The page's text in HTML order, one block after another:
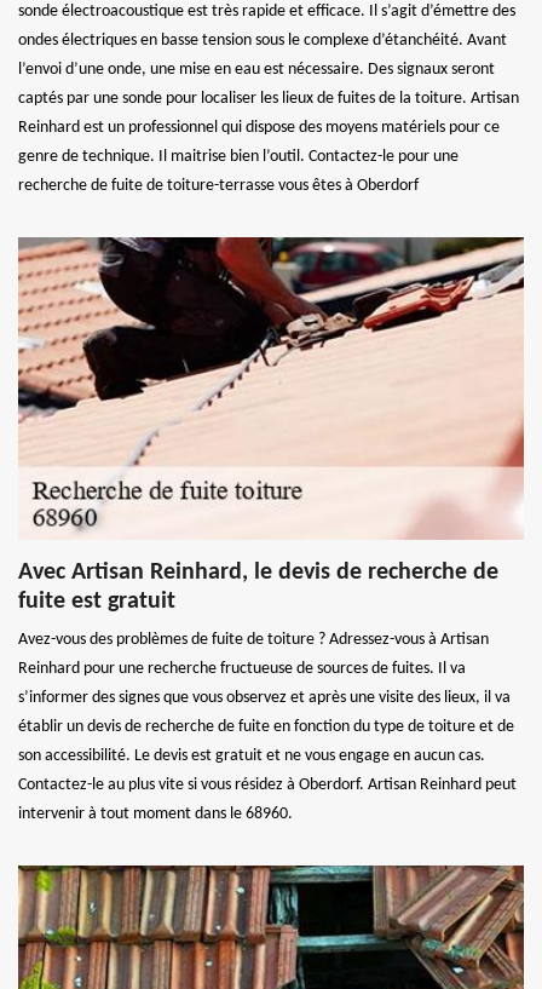
sonde électroacoustique est très rapide et efficace. Il s’agit d’émettre des
ondes électriques en basse tension sous le complexe d’étanchéité. Avant
l’envoi d’une onde, une mise en eau est nécessaire. Des signaux seront
captés par une sonde pour localiser les lieux de fuites de la toiture. Artisan
Reinhard est un professionnel qui dispose des moyens matériels pour ce
genre de technique. Il maitrise bien l’outil. Contactez-le pour une
recherche de fuite de toiture-terrasse vous êtes à Oberdorf
Avec Artisan Reinhard, le devis de recherche de
fuite est gratuit
Avez-vous des problèmes de fuite de toiture ? Adressez-vous à Artisan
Reinhard pour une recherche fructueuse de sources de fuites. Il va
s’informer des signes que vous observez et après une visite des lieux, il va
établir un devis de recherche de fuite en fonction du type de toiture et de
son accessibilité. Le devis est gratuit et ne vous engage en aucun cas.
Contactez-le au plus vite si vous résidez à Oberdorf. Artisan Reinhard peut
intervenir à tout moment dans le 68960.